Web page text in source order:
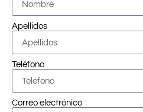
Apellidos
Teléfono
Correo electrónico